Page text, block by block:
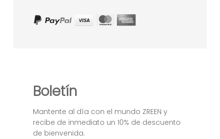
Boletín
Mantente al día con el mundo ZREEN y
recibe de inmediato un 10% de descuento
de bienvenida.